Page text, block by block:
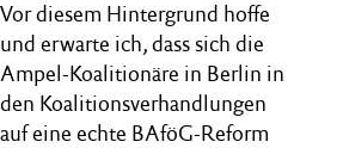
Vor diesem Hintergrund hoffe
und erwarte ich, dass sich die
Ampel-Koalitionäre in Berlin in
den Koalitionsverhandlungen
auf eine echte BAföG-Reform